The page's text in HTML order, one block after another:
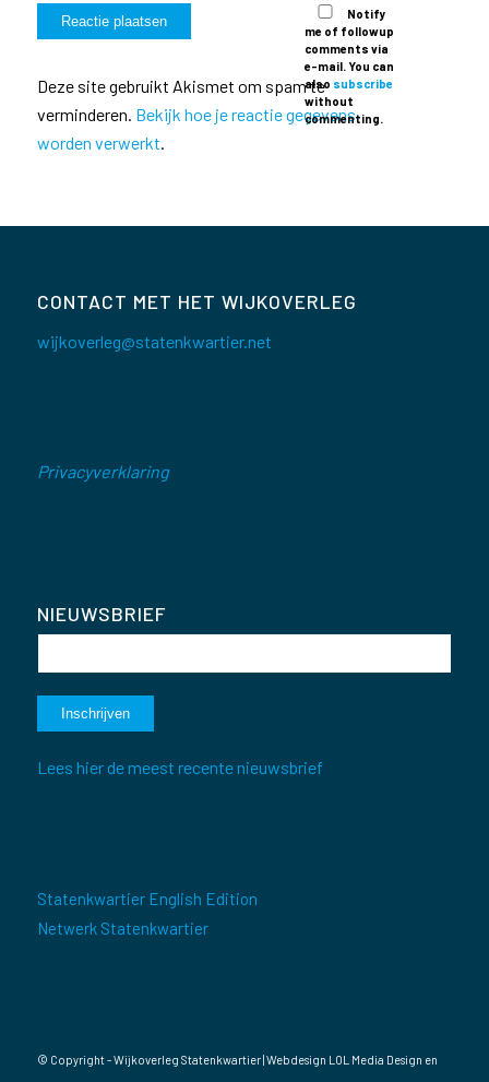
Notify
me of followup
comments via
e-mail. You can
also subscribe
without
commenting.
Deze site gebruikt Akismet om spam te
verminderen. Bekijk hoe je reactie gegevens
worden verwerkt
CONTACT MET HET WIJKOVERLEG
wijkoverleg@statenkwartier.net
Privacyverklaring
NIEUWSBRIEF
Lees hier de meest recente nieuwsbrief
Statenkwartier English Edition
Netwerk Statenkwartier
© Copyright - Wijkoverleg Statenkwartier | Webdesign LOL Media Design en